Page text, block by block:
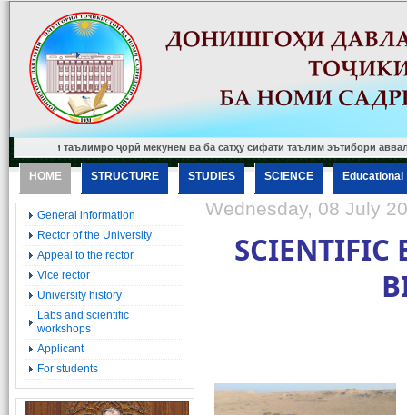
ҷорӣ мекунем ва ба сатҳу сифати таълим эътибори
HOME STRUCTURE STUDIES SCIENCE Еducational
General information
Rector of the University
Appeal to the rector
Vice rector
University history
Labs and scientific
workshops
Applicant
For students
Wednesday, 08 July
SCIENTIFIC